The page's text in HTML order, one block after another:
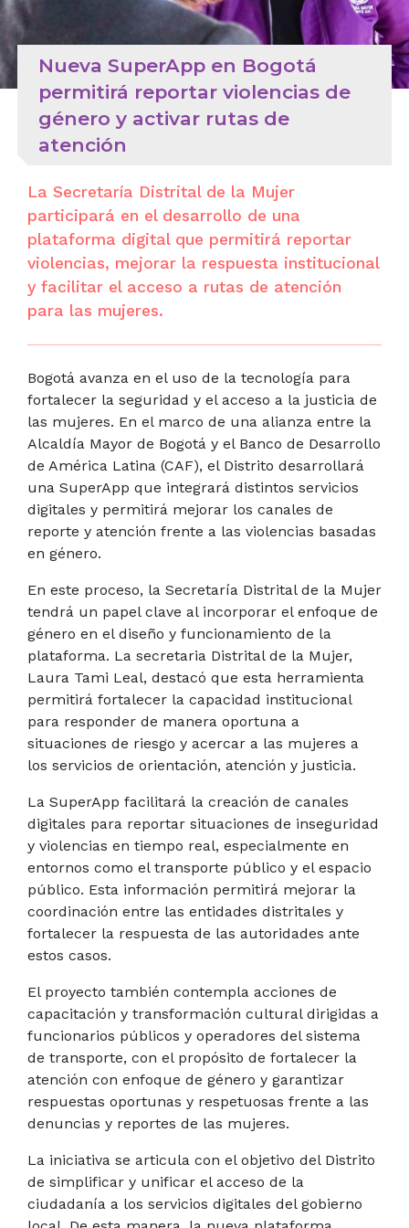
Nueva SuperApp en Bogotá
permitirá reportar violencias de
género y activar rutas de
atención
La Secretaría Distrital de la Mujer
participará en el desarrollo de una
plataforma digital que permitirá reportar
violencias, mejorar la respuesta institucional
y facilitar el acceso a rutas de atención
para las mujeres.
Bogotá avanza en el uso de la tecnología para
fortalecer la seguridad y el acceso a la justicia de
las mujeres. En el marco de una alianza entre la
Alcaldía Mayor de Bogotá y el Banco de Desarrollo
de América Latina (CAF), el Distrito desarrollará
una SuperApp que integrará distintos servicios
digitales y permitirá mejorar los canales de
reporte y atención frente a las violencias basadas
en género.
En este proceso, la Secretaría Distrital de la Mujer
tendrá un papel clave al incorporar el enfoque de
género en el diseño y funcionamiento de la
plataforma. La secretaria Distrital de la Mujer,
Laura Tami Leal, destacó que esta herramienta
permitirá fortalecer la capacidad institucional
para responder de manera oportuna a
situaciones de riesgo y acercar a las mujeres a
los servicios de orientación, atención y justicia.
La SuperApp facilitará la creación de canales
digitales para reportar situaciones de inseguridad
y violencias en tiempo real, especialmente en
entornos como el transporte público y el espacio
público. Esta información permitirá mejorar la
coordinación entre las entidades distritales y
fortalecer la respuesta de las autoridades ante
estos casos.
El proyecto también contempla acciones de
capacitación y transformación cultural dirigidas a
funcionarios públicos y operadores del sistema
de transporte, con el propósito de fortalecer la
atención con enfoque de género y garantizar
respuestas oportunas y respetuosas frente a las
denuncias y reportes de las mujeres.
La iniciativa se articula con el objetivo del Distrito
de simplificar y unificar el acceso de la
ciudadanía a los servicios digitales del gobierno